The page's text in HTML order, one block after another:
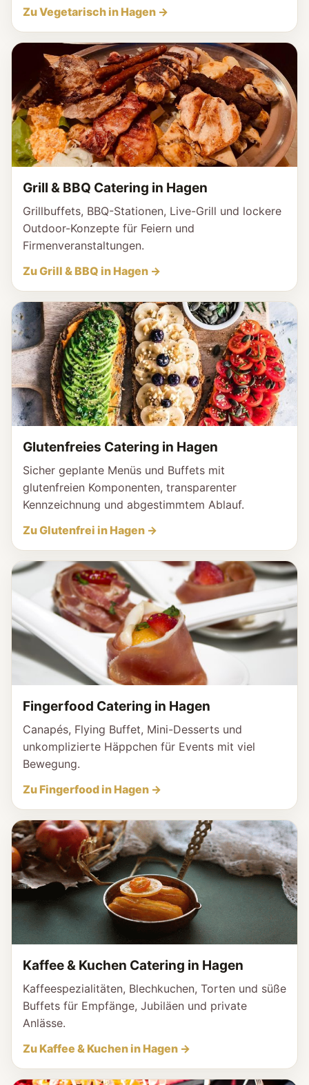
Zu Vegetarisch in Hagen →
Grill & BBQ Catering in Hagen
Grillbuffets, BBQ-Stationen, Live-Grill und lockere
Outdoor-Konzepte für Feiern und
Firmenveranstaltungen.
Zu Grill & BBQ in Hagen →
Glutenfreies Catering in Hagen
Sicher geplante Menüs und Buffets mit
glutenfreien Komponenten, transparenter
Kennzeichnung und abgestimmtem Ablauf.
Zu Glutenfrei in Hagen →
Fingerfood Catering in Hagen
Canapés, Flying Buffet, Mini-Desserts und
unkomplizierte Häppchen für Events mit viel
Bewegung.
Zu Fingerfood in Hagen →
Kaffee & Kuchen Catering in Hagen
Kaffeespezialitäten, Blechkuchen, Torten und süße
Buffets für Empfänge, Jubiläen und private
Anlässe.
Zu Kaffee & Kuchen in Hagen →